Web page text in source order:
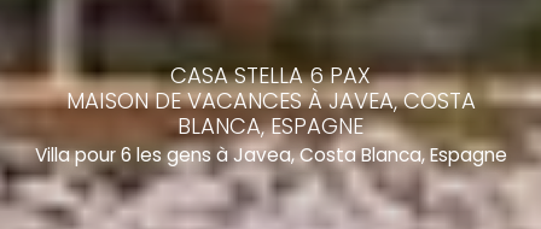
CASA STELLA 6 PAX
MAISON DE VACANCES À JAVEA, COSTA
BLANCA, ESPAGNE
Villa pour 6 les gens à Javea, Costa Blanca, Espagne